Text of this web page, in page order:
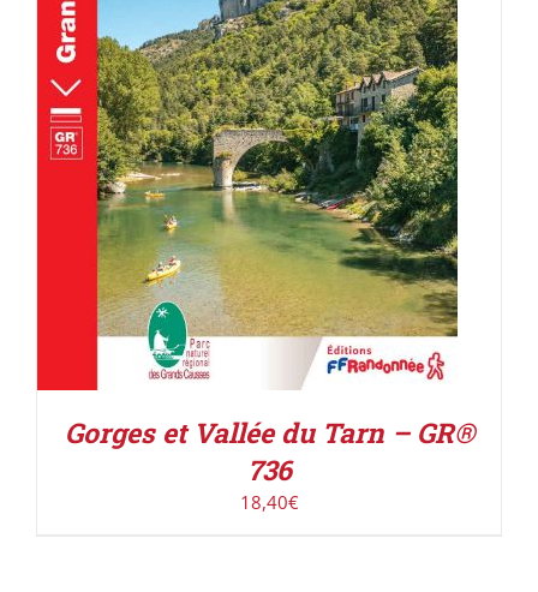
AJOUTER AU PANIER / DÉTAILS
Gorges et Vallée du Tarn – GR®
736
18,40€